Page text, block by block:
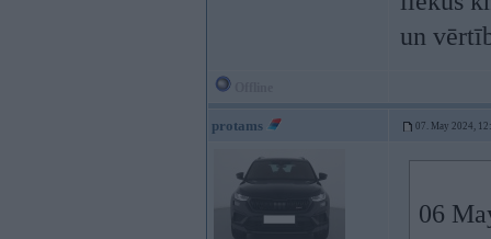
un
protams 07. May 2024,
06